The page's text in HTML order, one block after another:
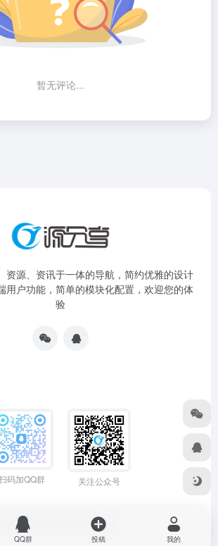
暂无评论...
资源、资讯于一体的导航，简约优雅的设计
用户功能，简单的模块化配置，欢迎您的体
验
码加QQ群 关注公众号
源导航 粤ICP备2022064704号
QQ群 投稿 我的